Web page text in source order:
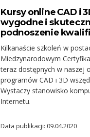
Kursy online CAD i
wygodne i
podnoszenie
Kilkanaście szkoleń w
Miedzynarodowym
teraz dostępnych w naszej
programów CAD i 3D
Wystaczy stanowisko
Internetu.
Data publikacji: 09.04.2020